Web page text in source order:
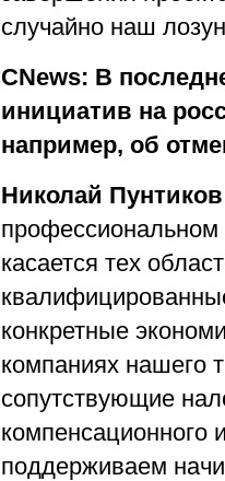
случайно наш
CNews: В
инициатив на
например, об
Николай
профессиональном
касается тех
конкретные
компаниях нашего
сопутствующие
компенсационного
поддерживаем